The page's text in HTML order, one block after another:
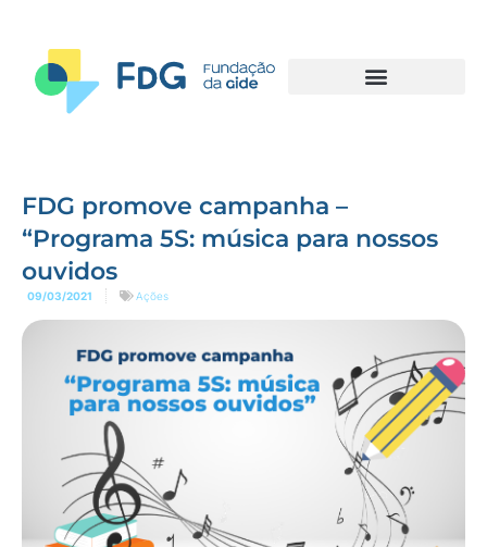
FDG promove campanha –
“Programa 5S: música para nossos
ouvidos
09/03/2021 Ações